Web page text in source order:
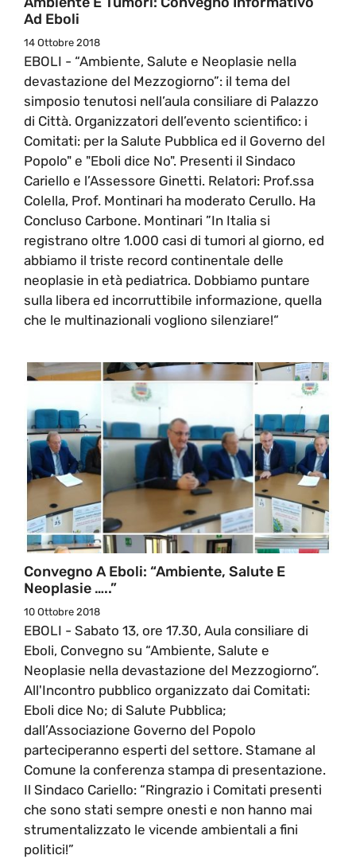
Ad Eboli
14 Ottobre 2018
EBOLI - “Ambiente, Salute e Neoplasie nella
devastazione del Mezzogiorno”: il tema del
simposio tenutosi nell’aula consiliare di Palazzo
di Città. Organizzatori dell’evento scientifico: i
Comitati: per la Salute Pubblica ed il Governo del
Popolo" e "Eboli dice No". Presenti il Sindaco
Cariello e l’Assessore Ginetti. Relatori: Prof.ssa
Colella, Prof. Montinari ha moderato Cerullo. Ha
Concluso Carbone. Montinari ”In Italia si
registrano oltre 1.000 casi di tumori al giorno, ed
abbiamo il triste record continentale delle
neoplasie in età pediatrica. Dobbiamo puntare
sulla libera ed incorruttibile informazione, quella
che le multinazionali vogliono silenziare!“
Convegno A Eboli: “Ambiente, Salute E
Neoplasie …..”
10 Ottobre 2018
EBOLI - Sabato 13, ore 17.30, Aula consiliare di
Eboli, Convegno su “Ambiente, Salute e
Neoplasie nella devastazione del Mezzogiorno”.
All'Incontro pubblico organizzato dai Comitati:
Eboli dice No; di Salute Pubblica;
dall’Associazione Governo del Popolo
parteciperanno esperti del settore. Stamane al
Comune la conferenza stampa di presentazione.
Il Sindaco Cariello: “Ringrazio i Comitati presenti
che sono stati sempre onesti e non hanno mai
strumentalizzato le vicende ambientali a fini
politici!”